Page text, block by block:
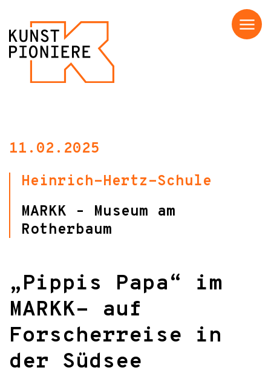
Menü
11.02.2025
Heinrich-Hertz-Schule
MARKK – Museum am
Rotherbaum
„Pippis Papa“ im
MARKK- auf
Forscherreise in
der Südsee